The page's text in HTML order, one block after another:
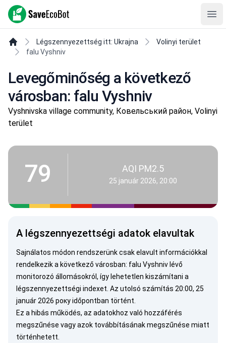
SaveEcoBot
Légszennyezettség itt: Ukrajna
Volinyi terület
falu Vyshniv
Levegőminőség a következő
városban: falu Vyshniv
Vyshnivska village community, Ковельський район, Volinyi
terület
79 AQI PM2.5
25 január 2026, 20:00
A légszennyezettségi adatok elavultak
Sajnálatos módon rendszerünk csak elavult információkkal
rendelkezik a következő városban: falu Vyshniv lévő
monitorozó állomásokról, így lehetetlen kiszámítani a
légszennyezettségi indexet. Az utolsó számítás 20:00, 25
január 2026 року időpontban történt.
Ez a hibás működés, az adatokhoz való hozzáférés
megszűnése vagy azok továbbításának megszűnése miatt
történhetett.